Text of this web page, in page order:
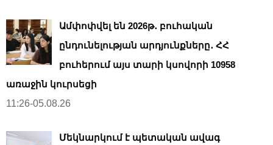
Ամփոփվել են 2026թ․ բուհական
ընդունելության արդյունքները․ ՀՀ
բուհերում այս տարի կսովորի 10958
առաջին կուրսեցի
11:26-05.08.26
Մեկնարկում է պետական ավագ